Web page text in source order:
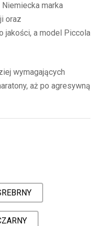
marka
oraz
jakości, a model Piccola
wymagających
aż po agresywną